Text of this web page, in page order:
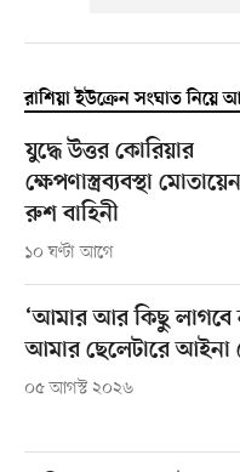
রাশিয়া ইউক্রেন সংঘাত
যুদ্ধে উত্তর কোরিয়ার
ক্ষেপণাস্ত্রব্যবস্থা
রুশ বাহিনী
১০ ঘণ্টা আগে
‘আমার আর কিছু লাগবে
আমার ছেলেটারে আইনা
০৫ আগস্ট ২০২৬